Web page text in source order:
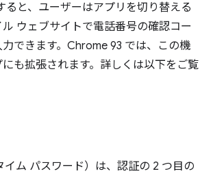
ると、ユーザーはアプリを切り替える
ウェブサイトで電話番号の確認コー
力できます。Chrome 93 では、この機
も拡張されます。詳しくは以下をご覧
イム パスワード）は、認証の 2 つ目の